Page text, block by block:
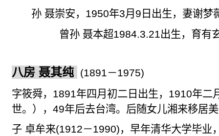
孙 聂崇安， 1950年3月 9 日出生，妻谢梦
曾孙 聂本超1984.3.21出生，育有
八房 聂其纯 (1891－1975)
字筱舜， 1891年四月初二日出生， 1910年二
世。），49年后去台湾。后随女儿湘来移居
子 卓牟来(1912－1990)，早年清华大学毕业